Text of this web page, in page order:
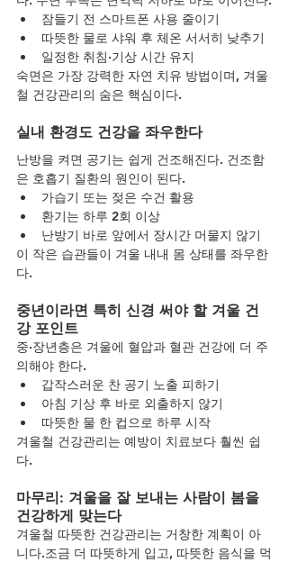
잠들기 전 스마트폰 사용 줄이기
따뜻한 물로 샤워 후 체온 서서히 낮추기
일정한 취침·기상 시간 유지
숙면은 가장 강력한 자연 치유 방법이며, 겨울
철 건강관리의 숨은 핵심이다.
실내 환경도 건강을 좌우한다
난방을 켜면 공기는 쉽게 건조해진다. 건조함
은 호흡기 질환의 원인이 된다.
가습기 또는 젖은 수건 활용
환기는 하루 2회 이상
난방기 바로 앞에서 장시간 머물지 않기
이 작은 습관들이 겨울 내내 몸 상태를 좌우한
다.
중년이라면 특히 신경 써야 할 겨울 건
강 포인트
중·장년층은 겨울에 혈압과 혈관 건강에 더 주
의해야 한다.
갑작스러운 찬 공기 노출 피하기
아침 기상 후 바로 외출하지 않기
따뜻한 물 한 컵으로 하루 시작
겨울철 건강관리는 예방이 치료보다 훨씬 쉽
다.
마무리: 겨울을 잘 보내는 사람이 봄을
건강하게 맞는다
겨울철 따뜻한 건강관리는 거창한 계획이 아
니다.조금 더 따뜻하게 입고, 따뜻한 음식을 먹